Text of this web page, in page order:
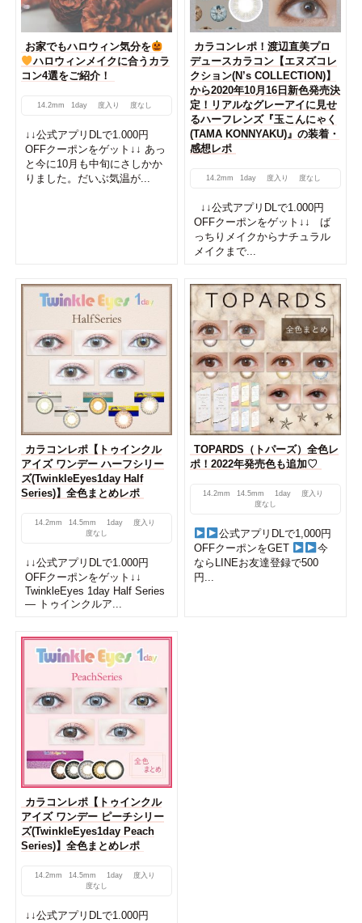
お家でもハロウィン気分を
ハロウィンメイクに合うカラ
コン4選をご紹介！
14.2mm 1day 度入り 度なし
↓↓公式アプリDLで1.000円
OFFクーポンをゲット↓↓ あっ
と今に10月も中旬にさしかか
りました。だいぶ気温が...
カラコンレポ！渡辺直美プロ
デュースカラコン【エヌズコレ
クション(N’s COLLECTION)】
から2020年10月16日新色発売決
定！リアルなグレーアイに見せ
るハーフレンズ『玉こんにゃく
(TAMA KONNYAKU)』の装着・
感想レポ
14.2mm 1day 度入り 度なし
↓↓公式アプリDLで1.000円
OFFクーポンをゲット↓↓ ば
っちりメイクからナチュラル
メイクまで...
カラコンレポ【トゥインクル
アイズ ワンデー ハーフシリー
ズ(TwinkleEyes1day Half
Series)】全色まとめレポ
14.2mm 14.5mm 1day
度入り
度なし
↓↓公式アプリDLで1.000円
OFFクーポンをゲット↓↓
TwinkleEyes 1day Half Series
— トゥインクルア...
TOPARDS（トパーズ）全色レ
ポ！2022年発売色も追加♡
14.2mm 14.5mm 1day
度入り
度なし
公式アプリDLで1,000円
OFFクーポンをGET
今
ならLINEお友達登録で500
円...
カラコンレポ【トゥインクル
アイズ ワンデー ピーチシリー
ズ(TwinkleEyes1day Peach
Series)】全色まとめレポ
14.2mm 14.5mm 1day
度入り
度なし
↓↓公式アプリDLで1.000円